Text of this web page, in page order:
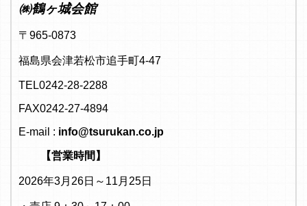
㈱鶴ヶ城会館
〒965-0873
福島県会津若松市追手町4-47
TEL0242-28-2288
FAX0242-27-4894
E-mail : info@tsurukan.co.jp
【営業時間】
2026年3月26日～11月25日